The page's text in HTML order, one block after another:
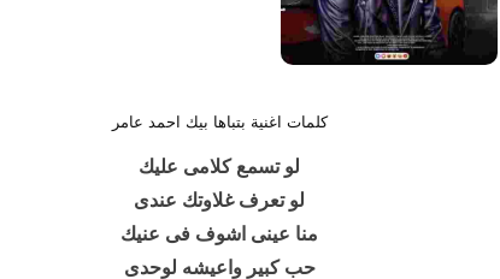
كلمات اغنية بتباها بيك احمد عامر
لو تسمع كلامى عليك
لو تعرف غلاوتك عندى
منا عينى اشوف فى عنيك
حب كبير واعيشه لوحدى